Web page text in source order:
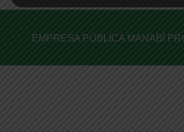
EMPRESA PÚBLICA MANABÍ